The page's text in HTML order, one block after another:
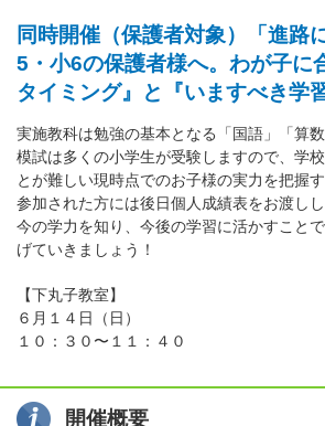
同時開催（保護者対象）「進路
5・小6の保護者様へ。わが子に
タイミング』と『いますべき学
実施教科は勉強の基本となる「国語」「算
模試は多くの小学生が受験しますので、学
とが難しい現時点でのお子様の実力を把握
参加された方には後日個人成績表をお渡しし
今の学力を知り、今後の学習に活かすこと
げていきましょう！
【下丸子教室】
６月１４日（日）
１０：３０〜１１：４０
開催概要